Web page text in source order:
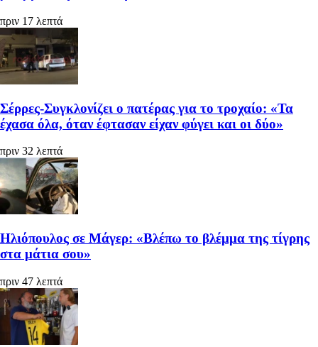
πριν 17 λεπτά
Σέρρες-Συγκλονίζει ο πατέρας για το τροχαίο: «Τα
έχασα όλα, όταν έφτασαν είχαν φύγει και οι δύο»
πριν 32 λεπτά
Ηλιόπουλος σε Μάγερ: «Βλέπω το βλέμμα της τίγρης
στα μάτια σου»
πριν 47 λεπτά